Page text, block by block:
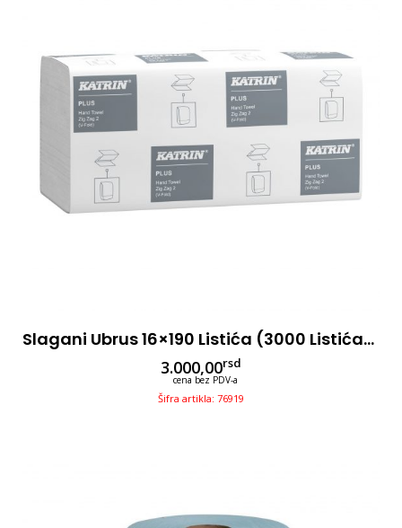
Slagani Ubrus 16×190 Listića (3000 Listića)-2sl Celuloza
3.000,00rsd
cena bez PDV-a
Šifra artikla: 76919